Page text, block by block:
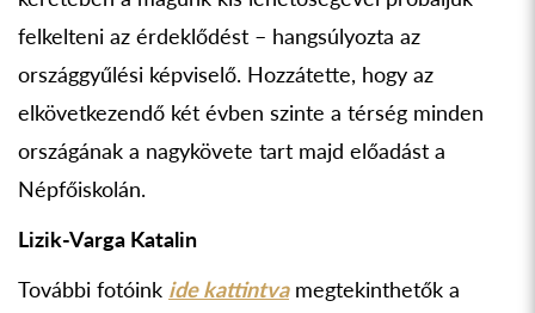
felkelteni az érdeklődést – hangsúlyozta az
országgyűlési képviselő. Hozzátette, hogy az
elkövetkezendő két évben szinte a térség minden
országának a nagykövete tart majd előadást a
Népfőiskolán.
Lizik-Varga Katalin
További fotóink ide kattintvamegtekinthetők a